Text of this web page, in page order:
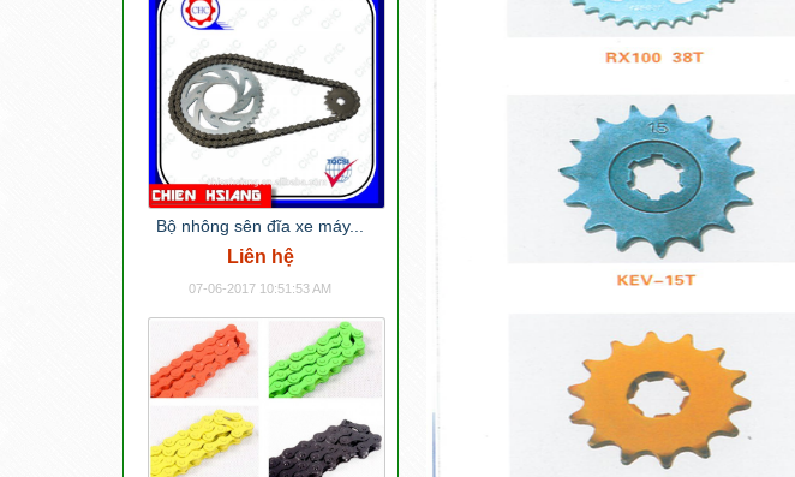
Bộ nhông sên đĩa xe máy...
Liên hệ
07-06-2017 10:51:53 AM